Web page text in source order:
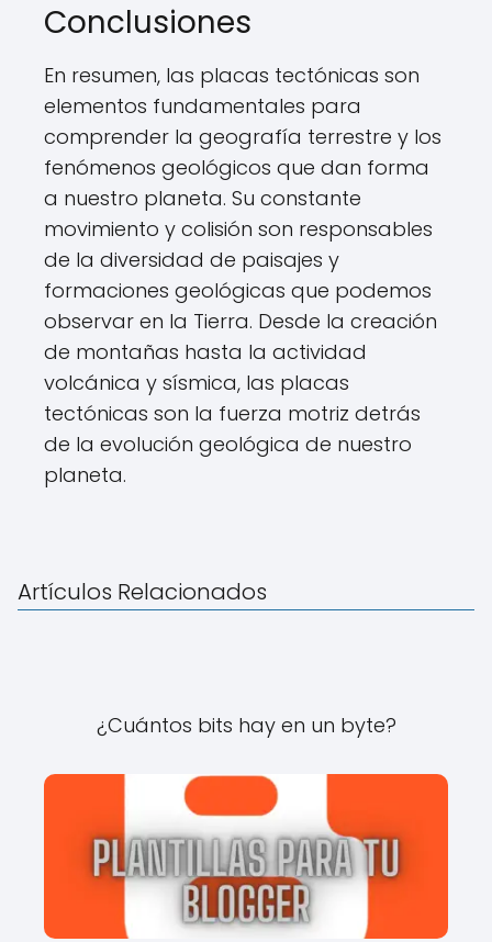
Conclusiones
En resumen, las placas tectónicas son
elementos fundamentales para
comprender la geografía terrestre y los
fenómenos geológicos que dan forma
a nuestro planeta. Su constante
movimiento y colisión son responsables
de la diversidad de paisajes y
formaciones geológicas que podemos
observar en la Tierra. Desde la creación
de montañas hasta la actividad
volcánica y sísmica, las placas
tectónicas son la fuerza motriz detrás
de la evolución geológica de nuestro
planeta.
Artículos Relacionados
¿Cuántos bits hay en un byte?